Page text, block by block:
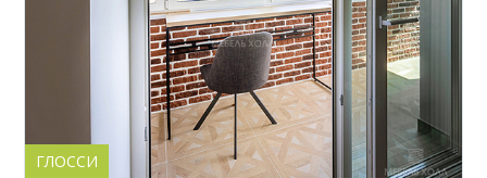
ГЛОССИ